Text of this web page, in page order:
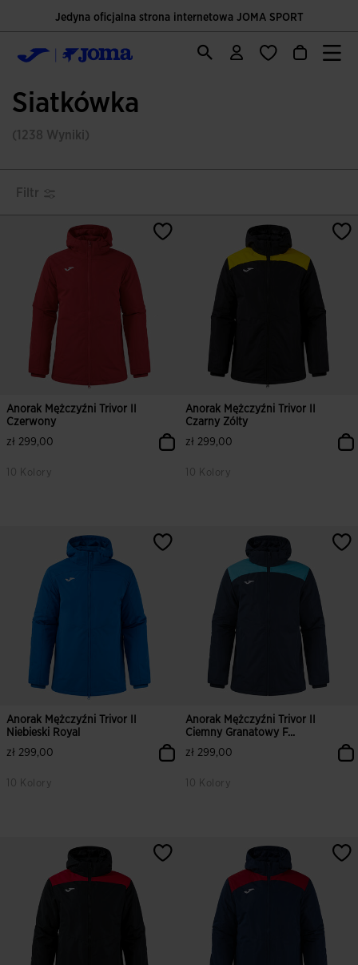
Jedyna oficjalna strona internetowa JOMA SPORT
Siatkówka
(1238 Wyniki)
Filtr
Anorak Mężczyźni Trivor II
Czerwony
zł 299,00
10 Kolory
Anorak Mężczyźni Trivor II
Czarny Zólty
zł 299,00
10 Kolory
Anorak Mężczyźni Trivor II
Niebieski Royal
zł 299,00
10 Kolory
Anorak Mężczyźni Trivor II
Ciemny Granatowy F...
zł 299,00
10 Kolory